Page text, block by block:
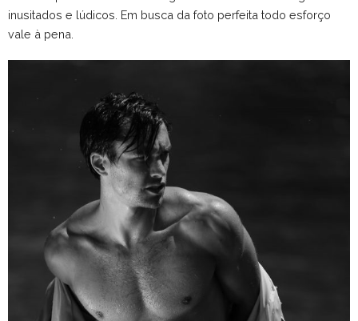
inusitados e lúdicos. Em busca da foto perfeita todo esforço
vale à pena.